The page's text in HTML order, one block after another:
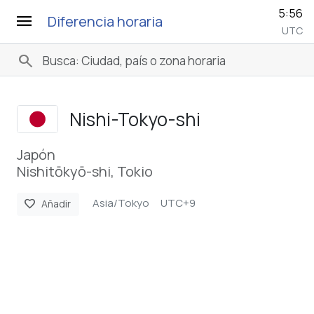
menu Diferencia horaria 5:56
UTC
search
Nishi-Tokyo-shi
Japón
Nishitōkyō-shi, Tokio
favorite Añadir Asia/Tokyo UTC+9